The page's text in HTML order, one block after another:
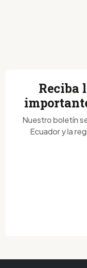
Reciba
Nuestro boletín
Ecuador y la